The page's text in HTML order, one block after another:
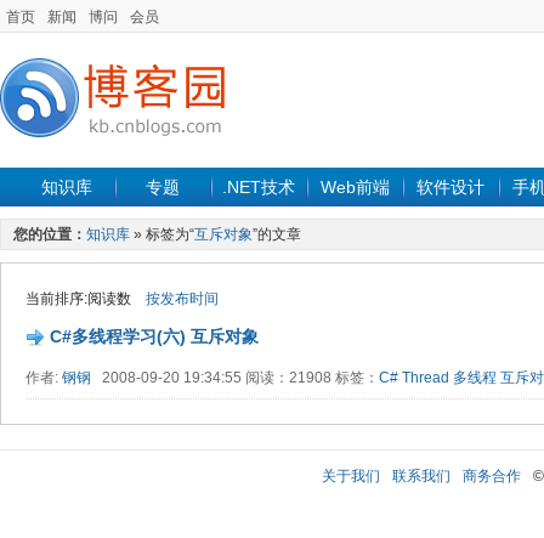
首页 新闻 博问 会员
知识库 专题 .NET技术 Web前端 软件设计 手
您的位置： 知识库 » 标签为“互斥对象”的文章
当前排序:阅读数 按发布时间
C#多线程学习(六) 互斥对象
作者: 钢钢 2008-09-20 19:34:55 阅读：21908 标签： C# Thread 多线程 互斥
关于我们 联系我们 商务合作